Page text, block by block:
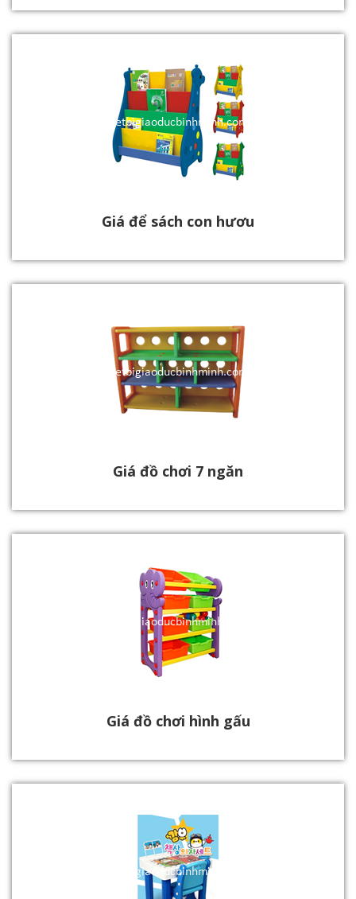
Giá để sách con hươu
Giá đồ chơi 7 ngăn
Giá đồ chơi hình gấu